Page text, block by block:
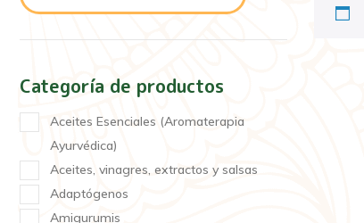
Categoría de productos
Aceites Esenciales (Aromaterapia
Ayurvédica)
Aceites, vinagres, extractos y salsas
Adaptógenos
Amigurumis